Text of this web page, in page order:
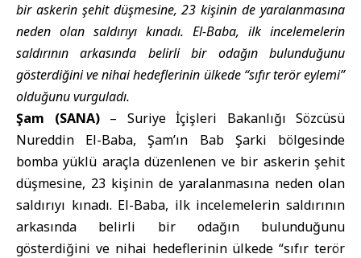
bir askerin şehit düşmesine, 23 kişinin de yaralanmasına
neden olan saldırıyı kınadı. El-Baba, ilk incelemelerin
saldırının arkasında belirli bir odağın bulunduğunu
gösterdiğini ve nihai hedeflerinin ülkede “sıfır terör eylemi”
olduğunu vurguladı.
Şam (SANA) – Suriye İçişleri Bakanlığı Sözcüsü
Nureddin El-Baba, Şam’ın Bab Şarki bölgesinde
bomba yüklü araçla düzenlenen ve bir askerin şehit
düşmesine, 23 kişinin de yaralanmasına neden olan
saldırıyı kınadı. El-Baba, ilk incelemelerin saldırının
arkasında belirli bir odağın bulunduğunu
gösterdiğini ve nihai hedeflerinin ülkede “sıfır terör